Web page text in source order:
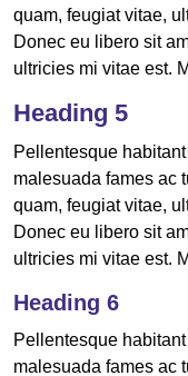
quam, feugiat vitae,
Donec eu libero sit
ultricies mi vitae est.
Heading 5
Pellentesque
malesuada fames ac
quam, feugiat vitae,
Donec eu libero sit
ultricies mi vitae est.
Heading 6
Pellentesque
malesuada fames ac